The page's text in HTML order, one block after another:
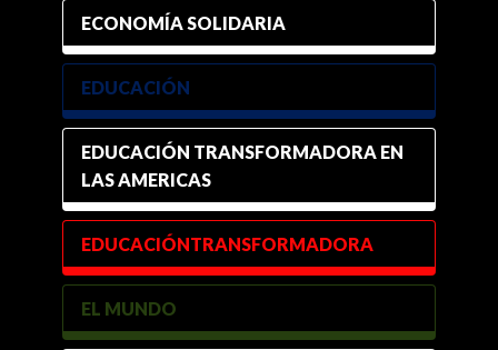
ECONOMÍA SOLIDARIA
EDUCACIÓN
EDUCACIÓN TRANSFORMADORA EN
LAS AMERICAS
EDUCACIÓNTRANSFORMADORA
EL MUNDO